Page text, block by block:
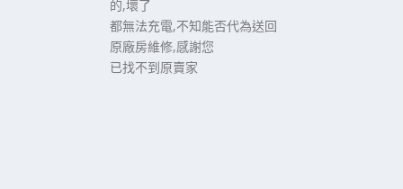
的,壞了
都無法充電,不知能否代為送回
原廠房維修,感謝您
已找不到原賣家